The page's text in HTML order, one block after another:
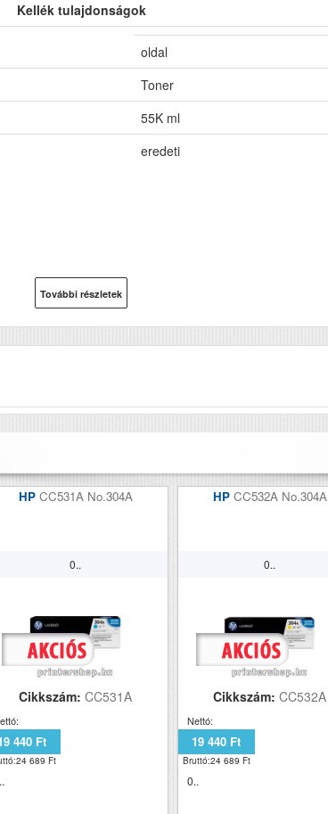
Kellék tulajdonságok
oldal
Toner
55K ml
eredeti
További részletek
HP CC531A No.304A
0..
Cikkszám:CC531A
440 Ft
689 Ft
HP CC532A No.304A
0..
Cikkszám:CC532A
Nettó:
19 440 Ft
Bruttó:24 689 Ft
0..